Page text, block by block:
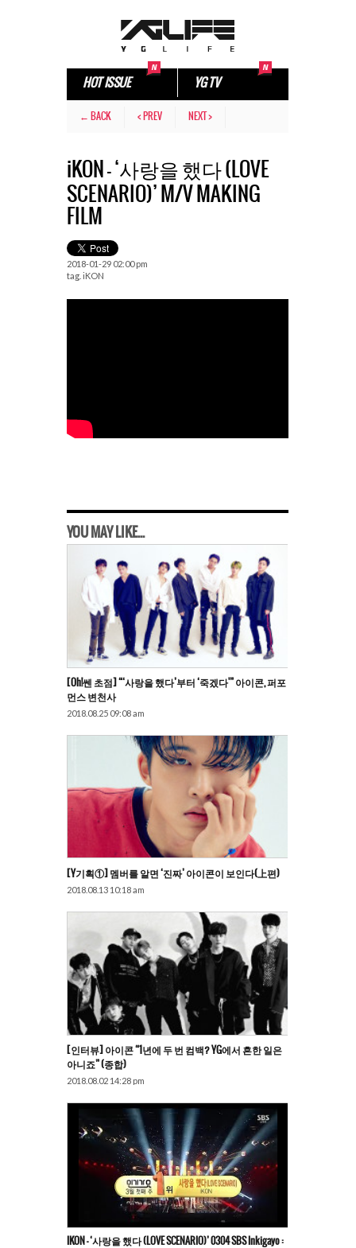
HOT ISSUE YG TV
← BACK < PREV NEXT >
iKON – ‘사랑을 했다 (LOVE
SCENARIO)’ M/V MAKING
FILM
2018-01-29 02:00 pm
tag. iKON
YOU MAY LIKE...
[Oh!쎈 초점] “‘사랑을 했다’부터 ‘죽겠다'” 아이콘, 퍼포
먼스 변천사
2018.08.25 09:08 am
[Y기획①] 멤버를 알면 ‘진짜’ 아이콘이 보인다(上편)
2018.08.13 10:18 am
[인터뷰] 아이콘 “1년에 두 번 컴백? YG에서 흔한 일은
아니죠” (종합)
2018.08.02 14:28 pm
IKON – ‘사랑을 했다 (LOVE SCENARIO)’ 0304 SBS Inkigayo :